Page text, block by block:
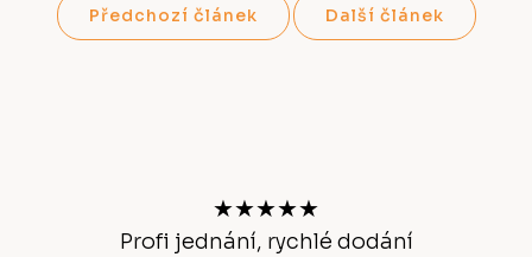
Předchozí článek Další článek
★★★★★
Profi jednání, rychlé dodání